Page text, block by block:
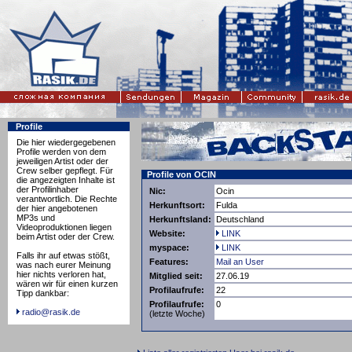
Profile
Die hier wiedergegebenen
Profile werden von dem
jeweiligen Artist oder der
Crew selber gepflegt. Für
die angezeigten Inhalte ist
der Profilinhaber
verantwortlich. Die Rechte
der hier angebotenen
MP3s und
Videoproduktionen liegen
beim Artist oder der Crew.
Falls ihr auf etwas stößt,
was nach eurer Meinung
hier nichts verloren hat,
wären wir für einen kurzen
Tipp dankbar:
radio@rasik.de
Profile von OCIN
Nic:
Ocin
Herkunftsort:
Fulda
Herkunftsland: Deutschland
Website:
LINK
myspace:
LINK
Features:
Mail an User
Mitglied seit:
27.06.19
Profilaufrufe:
22
Profilaufrufe:
(letzte Woche)
0